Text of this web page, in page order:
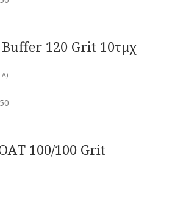
Buffer 120 Grit 10τμχ
100/100 Grit